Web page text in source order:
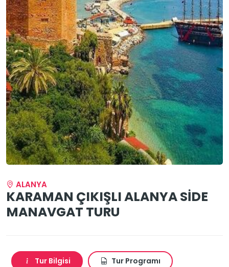
ALANYA
KARAMAN ÇIKIŞLI ALANYA SİDE
MANAVGAT TURU
Tur Bilgisi
Tur Programı